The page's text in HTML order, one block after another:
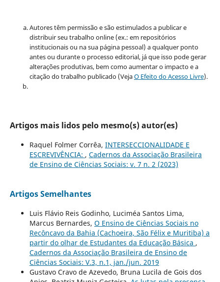
Autores têm permissão e são estimulados a publicar e
distribuir seu trabalho online (ex.: em repositórios
institucionais ou na sua página pessoal) a qualquer ponto
antes ou durante o processo editorial, já que isso pode gerar
alterações produtivas, bem como aumentar o impacto e a
citação do trabalho publicado (VejaO Efeito do Acesso Livre).
Artigos mais lidos pelo mesmo(s) autor(es)
Raquel Folmer Corrêa, INTERSECCIONALIDADE E
ESCREVIVÊNCIA: , Cadernos da Associação Brasileira
de Ensino de Ciências Sociais: v. 7 n. 2 (2023)
Artigos Semelhantes
Luis Flávio Reis Godinho, Luciméa Santos Lima,
Marcus Bernardes, O Ensino de Ciências Sociais no
Recôncavo da Bahia (Cachoeira, São Félix e Muritiba) a
partir do olhar de Estudantes da Educação Básica ,
Cadernos da Associação Brasileira de Ensino de
Ciências Sociais: V.3, n.1, jan./jun. 2019
Gustavo Cravo de Azevedo, Bruna Lucila de Gois dos